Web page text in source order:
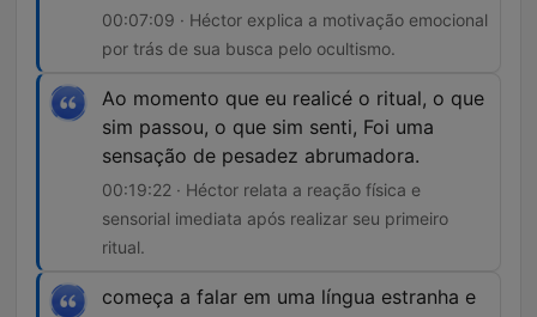
00:07:09 · Héctor explica a motivação emocional
por trás de sua busca pelo ocultismo.
Ao momento que eu realicé o ritual, o que
sim passou, o que sim senti, Foi uma
sensação de pesadez abrumadora.
00:19:22 · Héctor relata a reação física e
sensorial imediata após realizar seu primeiro
ritual.
começa a falar em uma língua estranha e